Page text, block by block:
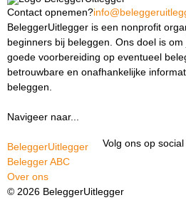
Contact opnemen?
BeleggerUitlegger is een nonprofit
beginners bij beleggen. Ons doel is
goede voorbereiding op eventueel
betrouwbare en onafhankelijke
beleggen.
Navigeer naar...
BeleggerUitlegger
Belegger ABC
Over ons
Volg ons op
© 2026 BeleggerUitlegger